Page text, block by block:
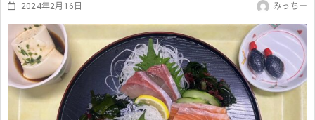
2024年2月16日 みっちー